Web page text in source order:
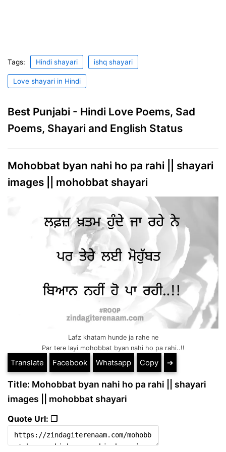
Tags: Hindi shayari ishq shayari
Love shayari in Hindi
Best Punjabi - Hindi Love Poems, Sad
Poems, Shayari and English Status
Mohobbat byan nahi ho pa rahi || shayari
images || mohobbat shayari
Lafz khatam hunde ja rahe ne
Par tere layi mohobbat byan nahi ho pa rahi..!!
Translate Facebook Whatsapp Copy ➔
Title: Mohobbat byan nahi ho pa rahi || shayari
images || mohobbat shayari
Quote Url: ❐